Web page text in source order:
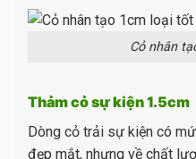
Cỏ nhân
Thảm cỏ sự kiện 1.5cm
Dòng cỏ trải sự kiện có
đẹp mắt, nhưng về chất